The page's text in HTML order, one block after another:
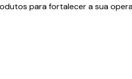
para fortalecer a sua